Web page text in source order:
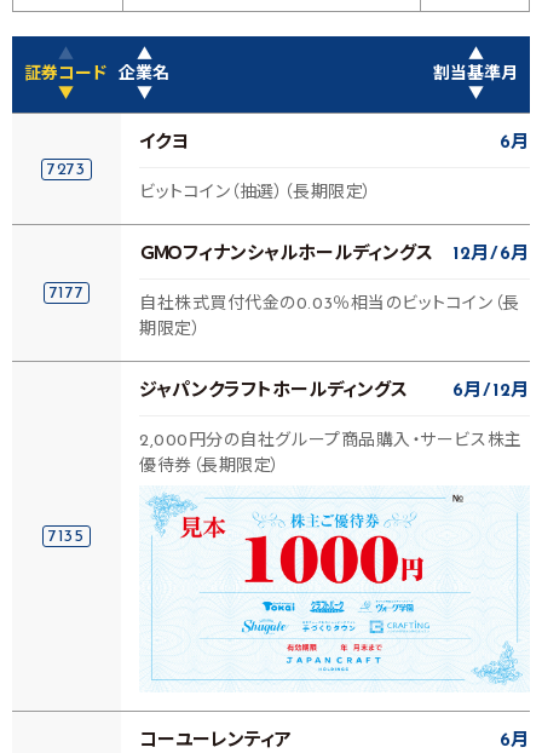
▲
証券コード
▼
▲
企業名
▼
▲
割当基準月
▼
7273
イクヨ 6月
ビットコイン（抽選）（長期限定）
7177
ＧＭＯフィナンシャルホールディングス 12月 6月
自社株式買付代金の0.03％相当のビットコイン（長
期限定）
7135
ジャパンクラフトホールディングス 6月 12月
2,000円分の自社グループ商品購入・サービス株主
優待券（長期限定）
コーユーレンティア 6月